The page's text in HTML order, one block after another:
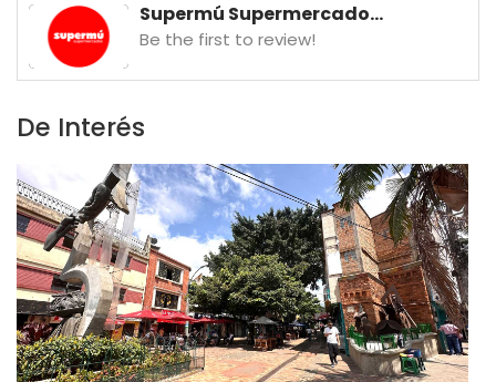
Supermú Supermercado...
Be the first to review!
De Interés